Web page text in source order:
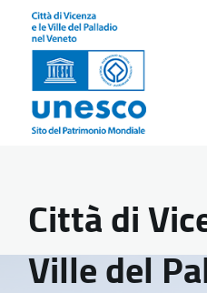
Città di
Ville del